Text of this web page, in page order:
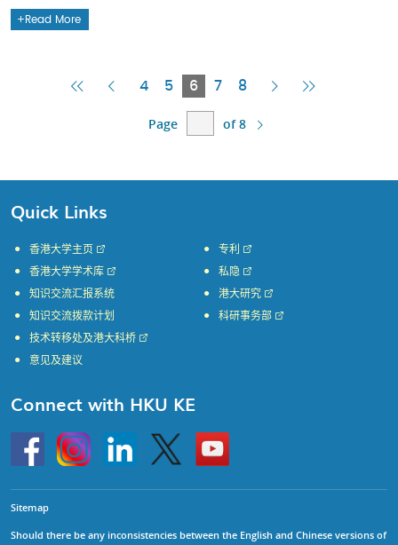
Read More
FirstPrevious
4 5 6Current
7 8
Next Last
Page of 8
Quick Links
香港大学主页
香港大学学术库
知识交流汇报系统
知识交流拨款计划
专利
私隐
港大研究
科研事务部
技术转移处及港大科桥
意见及建议
Connect with HKU KE
HKU
InstagramLinkedin Twitter
Go
to
HKU
Sitemap
Should there be any inconsistencies between the English and Chinese versions of